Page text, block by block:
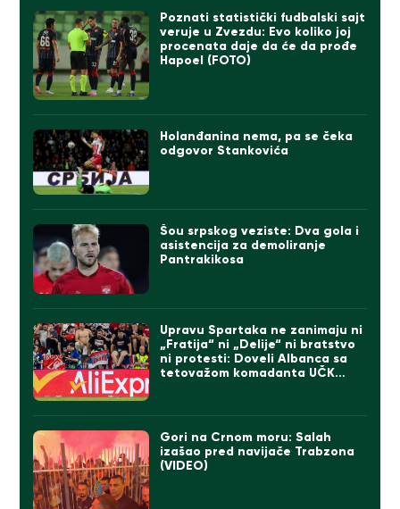
Poznati statistički fudbalski sajt
veruje u Zvezdu: Evo koliko joj
procenata daje da će da prođe
Hapoel (FOTO)
Holanđanina nema, pa se čeka
odgovor Stankovića
Šou srpskog veziste: Dva gola i
asistencija za demoliranje
Pantrakikosa
Upravu Spartaka ne zanimaju ni
„Fratija“ ni „Delije“ ni bratstvo
ni protesti: Doveli Albanca sa
tetovažom komadanta UČK
Gori na Crnom moru: Salah
izašao pred navijače Trabzona
(VIDEO)